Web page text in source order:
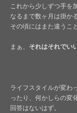
これから少しずつ手を
なるまで数ヶ月は掛か
その頃にはまた違うこ
まぁ、 それはそれでい
ライフスタイルが変わ
ったり、何かしらの変
回答はないはず。